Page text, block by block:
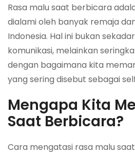
Rasa malu saat berbicara
dialami oleh banyak remaja
Indonesia. Hal ini bukan
komunikasi, melainkan
dengan bagaimana kita
yang sering disebut sebagai
Mengapa Kita
Saat Berbicara?
Cara mengatasi rasa malu